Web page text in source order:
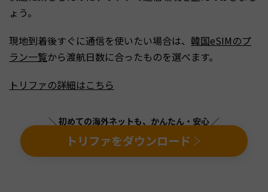
ょう。
現地到着後すぐに通信を使いたい場合は、 韓国eSIMのプ
ラン一覧から渡航日数に合ったものを選べます。
トリファの詳細はこちら
＼ 初めての海外ネットも、かんたん・安心 ／
トリファをダウンロード